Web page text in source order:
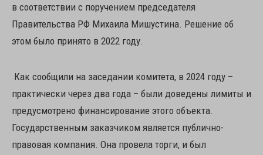
в соответствии с поручением председателя
Правительства РФ Михаила Мишустина. Решение об
этом было принято в 2022 году.
Как сообщили на заседании комитета, в 2024 году –
практически через два года – были доведены лимиты и
предусмотрено финансирование этого объекта.
Государственным заказчиком является публично-
правовая компания. Она провела торги, и был